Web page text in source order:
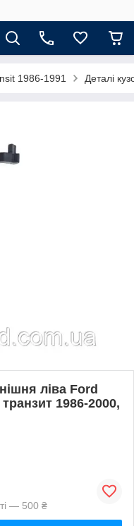
1986-1991 Деталі
ліва Ford
1986-2000,
— 500 ₴